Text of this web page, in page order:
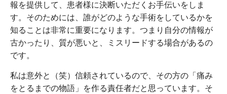
報を提供して、患者様に決断いただくお手伝いをしま
す。そのためには、誰がどのような手術をしているかを
知ることは非常に重要になります。つまり自分の情報が
古かったり、質が悪いと、ミスリードする場合があるの
です。
私は意外と（笑）信頼されているので、その方の「痛み
をとるまでの物語」を作る責任者だと思っています。そ